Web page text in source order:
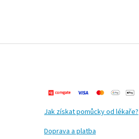
Jak získat pomůcky od lékaře?
Doprava a platba